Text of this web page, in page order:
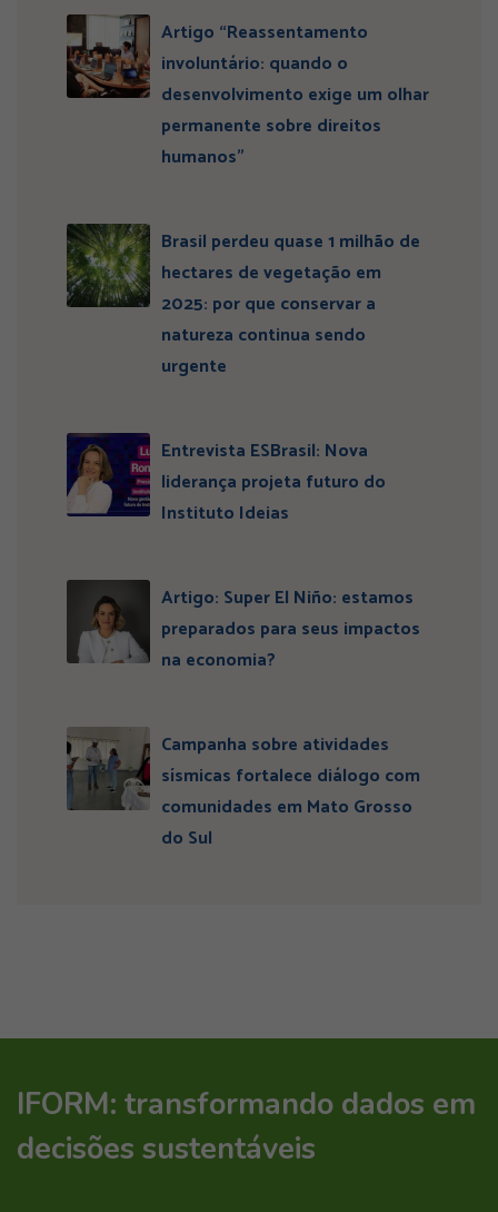
Artigo “Reassentamento
involuntário: quando o
desenvolvimento exige um olhar
permanente sobre direitos
humanos”
Brasil perdeu quase 1 milhão de
hectares de vegetação em
2025: por que conservar a
natureza continua sendo
urgente
Entrevista ESBrasil: Nova
liderança projeta futuro do
Instituto Ideias
Artigo: Super El Niño: estamos
preparados para seus impactos
na economia?
Campanha sobre atividades
sísmicas fortalece diálogo com
comunidades em Mato Grosso
do Sul
IFORM: transformando dados em
decisões sustentáveis